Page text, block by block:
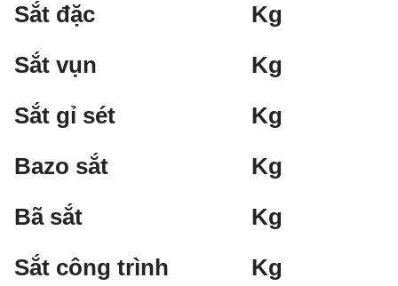
Sắt đặc
Kg
Sắt vụn
Kg
Sắt gỉ sét
Kg
Bazo sắt
Kg
Bã sắt
Kg
Sắt công trình
Kg